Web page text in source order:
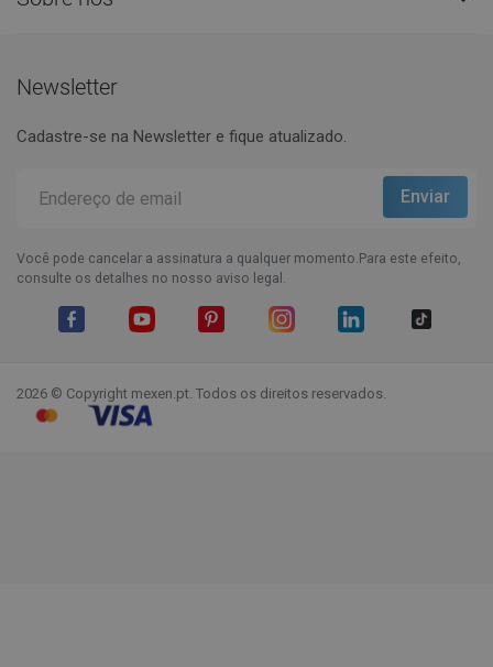
Newsletter
Cadastre-se na Newsletter e fique atualizado.
Você pode cancelar a assinatura a qualquer momento.Para este efeito,
consulte os detalhes no nosso aviso legal.
2026 © Copyright mexen.pt. Todos os direitos reservados.